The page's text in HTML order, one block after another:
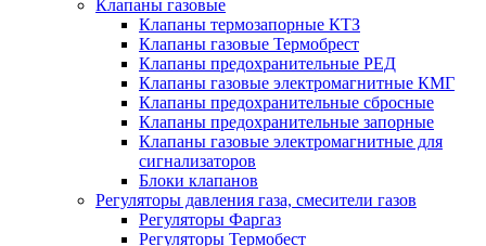
Клапаны газовые
Клапаны термозапорные КТЗ
Клапаны газовые Термобрест
Клапаны предохранительные РЕД
Клапаны газовые электромагнитные КМГ
Клапаны предохранительные сбросные
Клапаны предохранительные запорные
Клапаны газовые электромагнитные для
сигнализаторов
Блоки клапанов
Регуляторы давления газа, смесители газов
Регуляторы Фаргаз
Регуляторы Термобест